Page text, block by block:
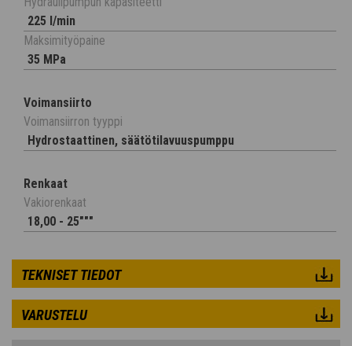
225 l/min
Maksimityöpaine
35 MPa
Voimansiirto
Voimansiirron tyyppi
Hydrostaattinen, säätötilavuuspumppu
Renkaat
Vakiorenkaat
18,00 - 25"""
TEKNISET TIEDOT
VARUSTELU